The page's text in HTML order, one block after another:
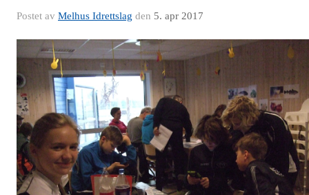
Postet av Melhus Idrettslag den 5. apr 2017